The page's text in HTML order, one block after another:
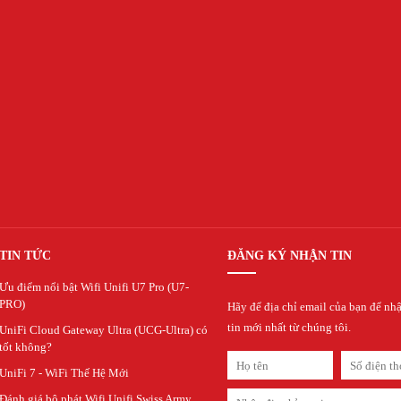
TIN TỨC
Ưu điểm nổi bật Wifi Unifi U7 Pro (U7-
PRO)
UniFi Cloud Gateway Ultra (UCG-Ultra) có
tốt không?
UniFi 7 - WiFi Thế Hệ Mới
Đánh giá bộ phát Wifi Unifi Swiss Army
ĐĂNG KÝ NHẬN TIN
Hãy để địa chỉ email của bạn để
tin mới nhất từ chúng tôi.